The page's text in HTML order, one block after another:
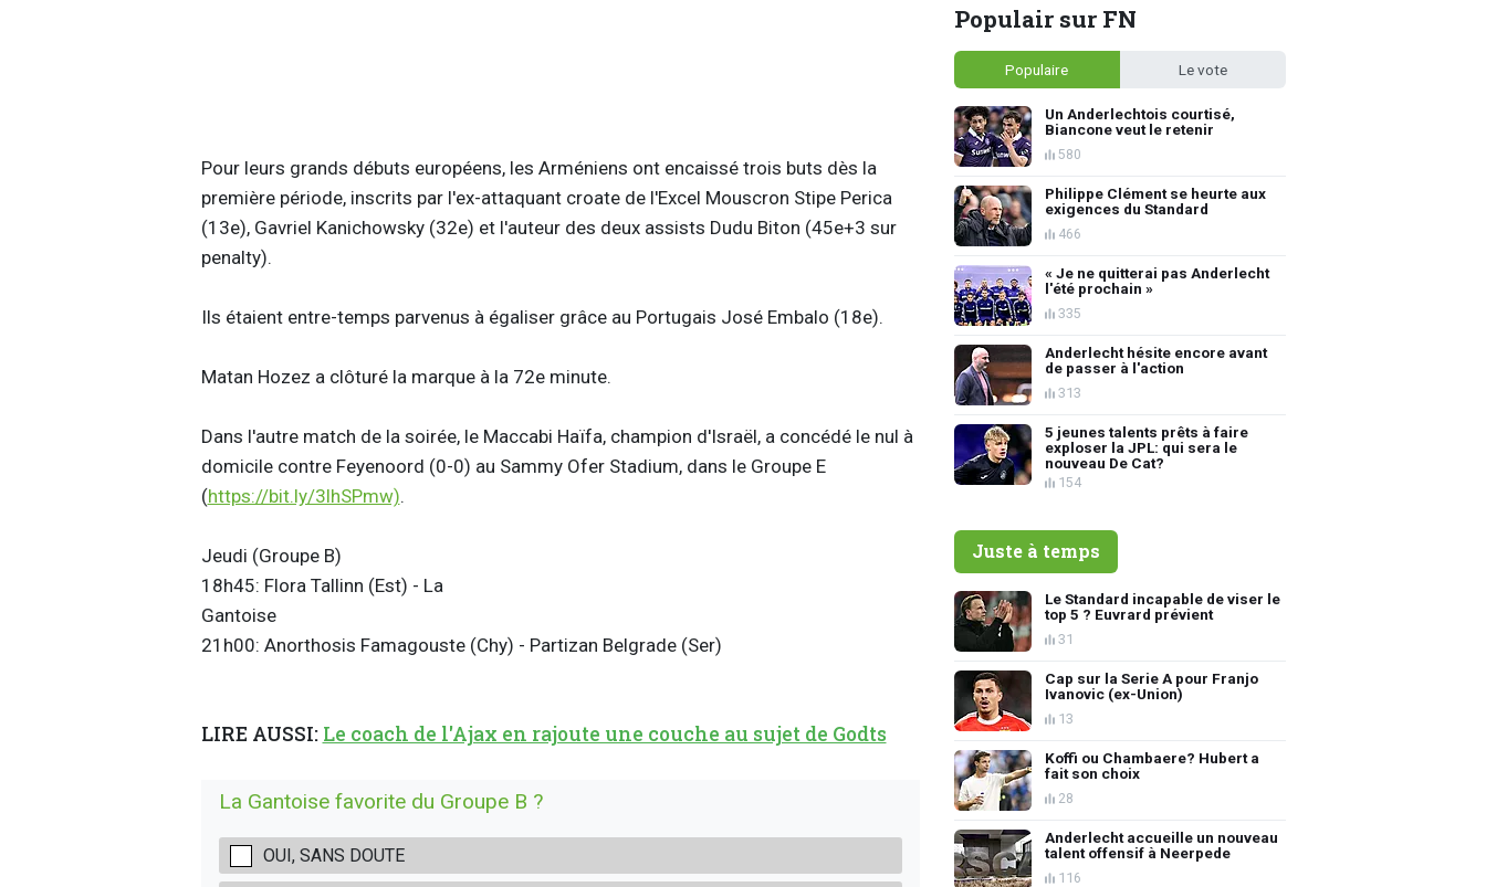
Pour leurs grands débuts européens, les Arméniens ont encaissé trois buts dès la
première période, inscrits par l'ex-attaquant croate de l'Excel Mouscron Stipe Perica
(13e), Gavriel Kanichowsky (32e) et l'auteur des deux assists Dudu Biton (45e+3 sur
penalty).
Ils étaient entre-temps parvenus à égaliser grâce au Portugais José Embalo (18e).
Matan Hozez a clôturé la marque à la 72e minute.
Dans l'autre match de la soirée, le Maccabi Haïfa, champion d'Israël, a concédé le nul à
domicile contre Feyenoord (0-0) au Sammy Ofer Stadium, dans le Groupe E
(https://bit.ly/3lhSPmw).
Jeudi (Groupe B)
18h45: Flora Tallinn (Est) - La
Gantoise
21h00: Anorthosis Famagouste (Chy) - Partizan Belgrade (Ser)
LIRE AUSSI: Le coach de l'Ajax en rajoute une couche au sujet de Godts
La Gantoise favorite du Groupe B ?
OUI, SANS DOUTE
Populair sur FN
Populaire Le vote
Un Anderlechtois courtisé,
Biancone veut le retenir
580
Philippe Clément se heurte aux
exigences du Standard
466
« Je ne quitterai pas Anderlecht
l'été prochain »
335
Anderlecht hésite encore avant
de passer à l'action
313
5 jeunes talents prêts à faire
exploser la JPL: qui sera le
nouveau De Cat?
154
Juste à temps
Le Standard incapable de viser le
top 5 ? Euvrard prévient
31
Cap sur la Serie A pour Franjo
Ivanovic (ex-Union)
13
Koffi ou Chambaere? Hubert a
fait son choix
28
Anderlecht accueille un nouveau
talent offensif à Neerpede
116